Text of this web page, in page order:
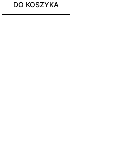
DO KOSZYKA